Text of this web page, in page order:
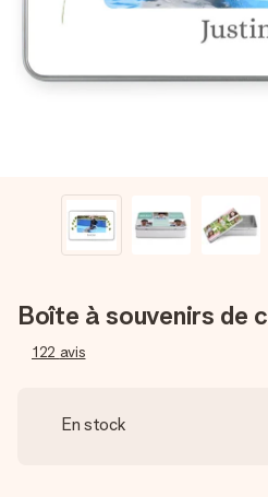
Créez quelque chose d’unique
son prénom, votre photo ou un
Sans complications, juste tout
Boîte à souvenirs de
122 avis
En stock